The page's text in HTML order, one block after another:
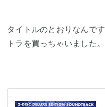
タイトルのとおりなんで
トラを買っちゃいました。